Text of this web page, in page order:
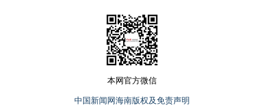
本网官方微信
中国新闻网海南版权及免责声明